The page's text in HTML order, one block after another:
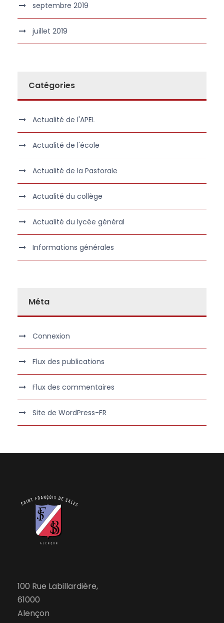
septembre 2019
juillet 2019
Catégories
Actualité de l'APEL
Actualité de l'école
Actualité de la Pastorale
Actualité du collège
Actualité du lycée général
Informations générales
Méta
Connexion
Flux des publications
Flux des commentaires
Site de WordPress-FR
100 Rue Labillardière,
61000
Alençon